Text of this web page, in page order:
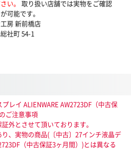
い。 取り扱い店舗では実物をご確認
可能です。
房 新前橋店
社町 54-1
レイ ALIENWARE AW2723DF（中古保
ご注意事項
外とさせて頂いております。
、実物の商品(〔中古〕27インチ液晶デ
（中古保証3ヶ月間）)とは異なる